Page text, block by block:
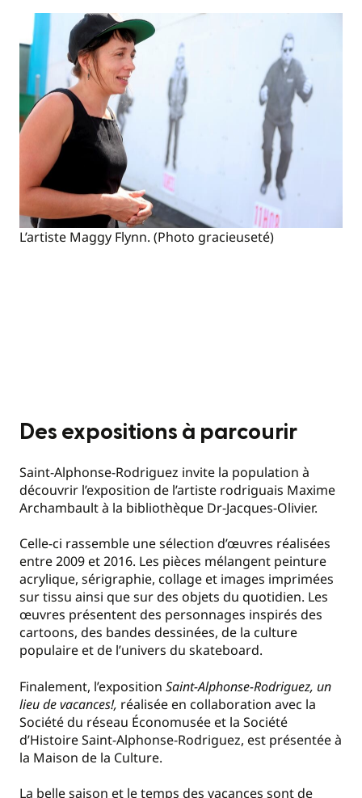
L’artiste Maggy Flynn. (Photo gracieuseté)
Des expositions à parcourir
Saint-Alphonse-Rodriguez invite la population à
découvrir l’exposition de l’artiste rodriguais Maxime
Archambault à la bibliothèque Dr-Jacques-Olivier.
Celle-ci rassemble une sélection d’œuvres réalisées
entre 2009 et 2016. Les pièces mélangent peinture
acrylique, sérigraphie, collage et images imprimées
sur tissu ainsi que sur des objets du quotidien. Les
œuvres présentent des personnages inspirés des
cartoons, des bandes dessinées, de la culture
populaire et de l’univers du skateboard.
Finalement, l’exposition Saint-Alphonse-Rodriguez, un
lieu de vacances!, réalisée en collaboration avec la
Société du réseau Économusée et la Société
d’Histoire Saint-Alphonse-Rodriguez, est présentée à
la Maison de la Culture.
La belle saison et le temps des vacances sont de